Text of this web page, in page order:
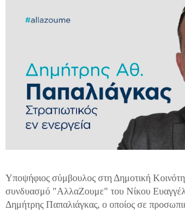
Υποψήφιος σύμβουλος στη Δημοτική
συνδυασμό "ΑλλαΖουμε" του Νίκου
Δημήτρης Παπαλιάγκας, ο οποίος σε